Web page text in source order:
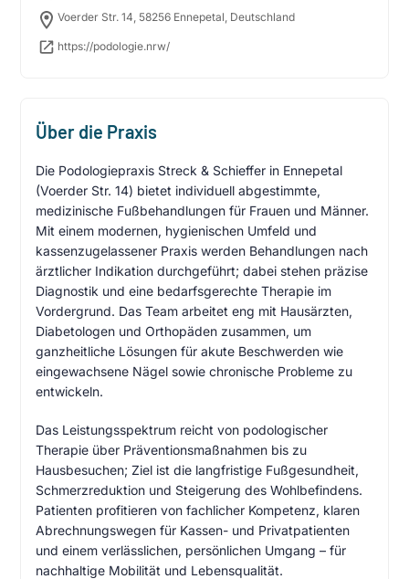
Voerder Str. 14, 58256 Ennepetal, Deutschland
https://podologie.nrw/
Über die Praxis
Die Podologiepraxis Streck & Schieffer in Ennepetal
(Voerder Str. 14) bietet individuell abgestimmte,
medizinische Fußbehandlungen für Frauen und Männer.
Mit einem modernen, hygienischen Umfeld und
kassenzugelassener Praxis werden Behandlungen nach
ärztlicher Indikation durchgeführt; dabei stehen präzise
Diagnostik und eine bedarfsgerechte Therapie im
Vordergrund. Das Team arbeitet eng mit Hausärzten,
Diabetologen und Orthopäden zusammen, um
ganzheitliche Lösungen für akute Beschwerden wie
eingewachsene Nägel sowie chronische Probleme zu
entwickeln.
Das Leistungsspektrum reicht von podologischer
Therapie über Präventionsmaßnahmen bis zu
Hausbesuchen; Ziel ist die langfristige Fußgesundheit,
Schmerzreduktion und Steigerung des Wohlbefindens.
Patienten profitieren von fachlicher Kompetenz, klaren
Abrechnungswegen für Kassen- und Privatpatienten
und einem verlässlichen, persönlichen Umgang – für
nachhaltige Mobilität und Lebensqualität.